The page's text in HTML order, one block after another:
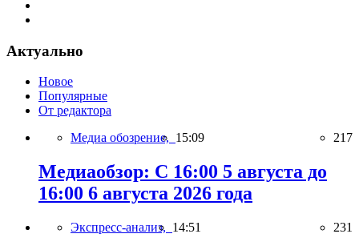
Актуально
Новое
Популярные
От редактора
Медиа обозрение, 15:09 217
Медиаобзор: С 16:00 5 августа до
16:00 6 августа 2026 года
Экспресс-анализ, 14:51 231